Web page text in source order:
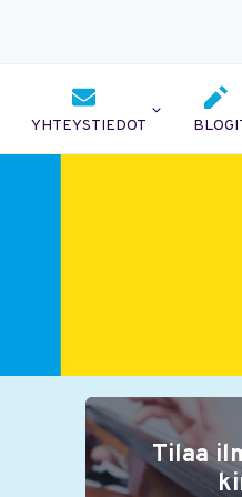
YHTEYSTIEDOT
Tilaa